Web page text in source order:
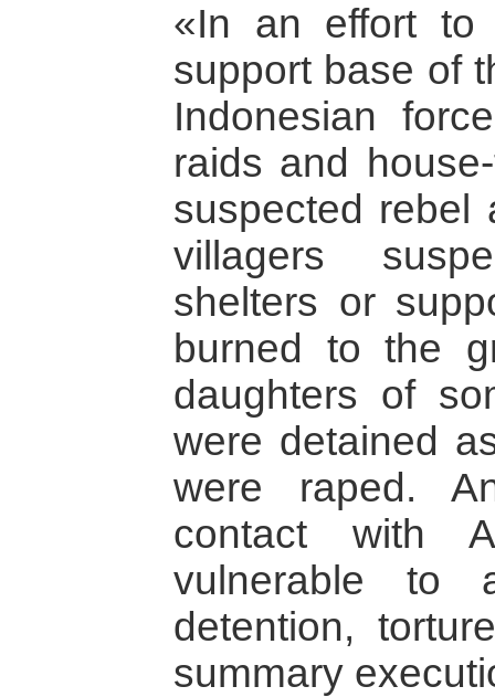
«In an effort to
support base of
Indonesian
raids and
suspected rebel
villagers
shelters or
burned to the
daughters of
were detained
were raped.
contact with
vulnerable to
detention,
summary